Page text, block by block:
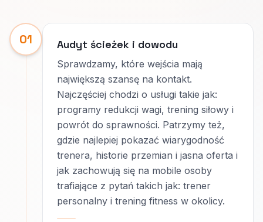
01 Audyt ścieżek i dowodu
Sprawdzamy, które wejścia mają
największą szansę na kontakt.
Najczęściej chodzi o usługi takie jak:
programy redukcji wagi, trening siłowy i
powrót do sprawności. Patrzymy też,
gdzie najlepiej pokazać wiarygodność
trenera, historie przemian i jasna oferta i
jak zachowują się na mobile osoby
trafiające z pytań takich jak: trener
personalny i trening fitness w okolicy.